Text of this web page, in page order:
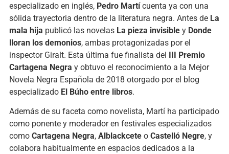
especializado en inglés, Pedro Martícuenta ya con una
sólida trayectoria dentro de la literatura negra. Antes de La
mala hija publicó las novelas La pieza invisibley Donde
lloran los demonios, ambas protagonizadas por el
inspector Giralt. Esta última fue finalista del III Premio
Cartagena Negra y obtuvo el reconocimiento a la Mejor
Novela Negra Española de 2018 otorgado por el blog
especializado El Búho entre libros.
Además de su faceta como novelista, Martí ha participado
como ponente y moderador en festivales especializados
como Cartagena Negra, Alblackceteo Castelló Negre, y
colabora habitualmente en espacios dedicados a la